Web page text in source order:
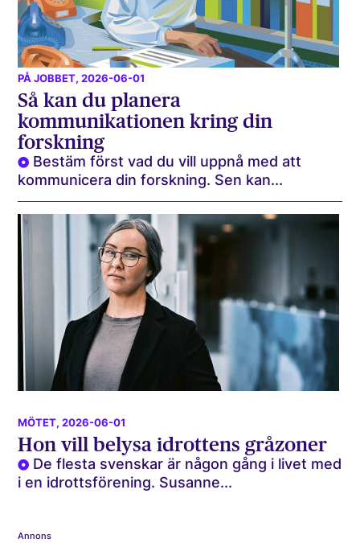
PÅ JOBBET, 2026-06-01
Så kan du planera
kommunikationen kring din
forskning
Bestäm först vad du vill uppnå med att
kommunicera din forskning. Sen kan...
MÖTET, 2026-06-01
Hon vill belysa idrottens gråzoner
De flesta svenskar är någon gång i livet med
i en idrottsförening. Susanne...
Annons